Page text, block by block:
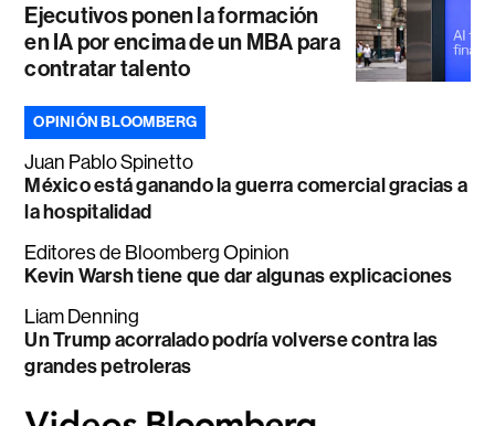
Ejecutivos ponen la formación
en IA por encima de un MBA para
contratar talento
OPINIÓN BLOOMBERG
Juan Pablo Spinetto
México está ganando la guerra comercial gracias a
la hospitalidad
Editores de Bloomberg Opinion
Kevin Warsh tiene que dar algunas explicaciones
Liam Denning
Un Trump acorralado podría volverse contra las
grandes petroleras